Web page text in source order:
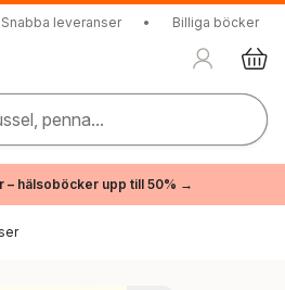
Snabba leveranser • Billiga böcker
penna...
– hälsoböcker upp till 50% →